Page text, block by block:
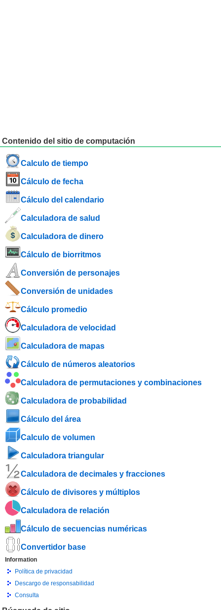
Contenido del sitio de computación
Calculo de tiempo
Cálculo de fecha
Cálculo del calendario
Calculadora de salud
Calculadora de dinero
Cálculo de biorritmos
Conversión de personajes
Conversión de unidades
Cálculo promedio
Calculadora de velocidad
Calculadora de mapas
Cálculo de números aleatorios
Calculadora de permutaciones y combinaciones
Calculadora de probabilidad
Cálculo del área
Calculo de volumen
Calculadora triangular
Calculadora de decimales y fracciones
Cálculo de divisores y múltiplos
Calculadora de relación
Cálculo de secuencias numéricas
Convertidor base
Information
Política de privacidad
Descargo de responsabilidad
Consulta